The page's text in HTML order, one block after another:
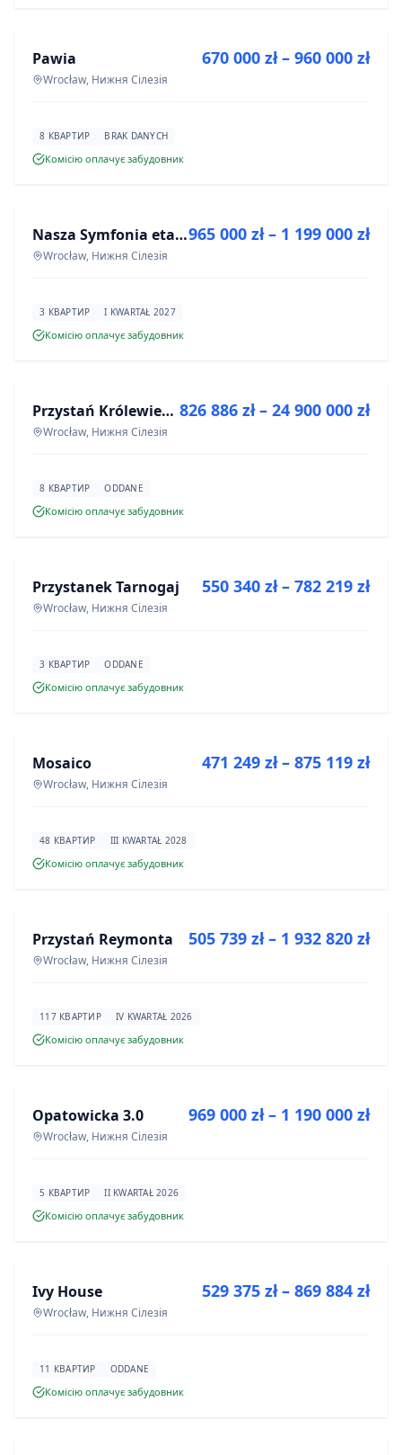
ІНВЕСТИЦІЯ
Pawia
Wrocław, Нижня Сілезія
670 000 zł – 960 000 zł
8 КВАРТИР BRAK DANYCH
Комісію оплачує забудовник
ІНВЕСТИЦІЯ Nasza Symfonia etap III
Wrocław, Нижня Сілезія
965 000 zł – 1 199 000 zł
3 КВАРТИР I KWARTAŁ 2027
Комісію оплачує забудовник
ІНВЕСТИЦІЯ Przystań Królewiecka III- lokale usługowe
Wrocław, Нижня Сілезія
826 886 zł – 24 900 000 zł
8 КВАРТИР ODDANE
Комісію оплачує забудовник
ІНВЕСТИЦІЯ
Przystanek Tarnogaj
Wrocław, Нижня Сілезія
550 340 zł – 782 219 zł
3 КВАРТИР ODDANE
Комісію оплачує забудовник
ІНВЕСТИЦІЯ
Mosaico
Wrocław, Нижня Сілезія
471 249 zł – 875 119 zł
48 КВАРТИР III KWARTAŁ 2028
Комісію оплачує забудовник
ІНВЕСТИЦІЯ
Przystań Reymonta
Wrocław, Нижня Сілезія
505 739 zł – 1 932 820 zł
117 КВАРТИР IV KWARTAŁ 2026
Комісію оплачує забудовник
ІНВЕСТИЦІЯ
Opatowicka 3.0
Wrocław, Нижня Сілезія
969 000 zł – 1 190 000 zł
5 КВАРТИР II KWARTAŁ 2026
Комісію оплачує забудовник
ІНВЕСТИЦІЯ
Ivy House
Wrocław, Нижня Сілезія
529 375 zł – 869 884 zł
11 КВАРТИР ODDANE
Комісію оплачує забудовник